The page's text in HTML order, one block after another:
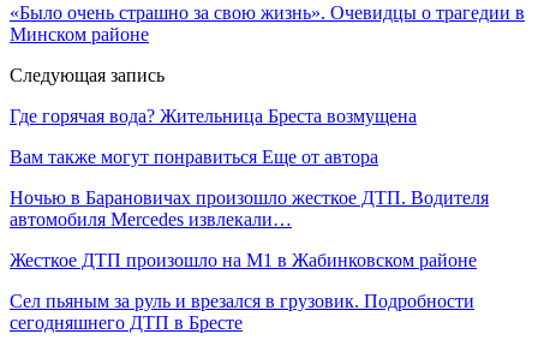
«Было очень страшно за свою жизнь». Очевидцы о трагедии в
Минском районе
Следующая запись
Где горячая вода? Жительница Бреста возмущена
Вам также могут понравиться Еще от автора
Ночью в Барановичах произошло жесткое ДТП. Водителя
автомобиля Mercedes извлекали…
Жесткое ДТП произошло на М1 в Жабинковском районе
Сел пьяным за руль и врезался в грузовик. Подробности
сегодняшнего ДТП в Бресте